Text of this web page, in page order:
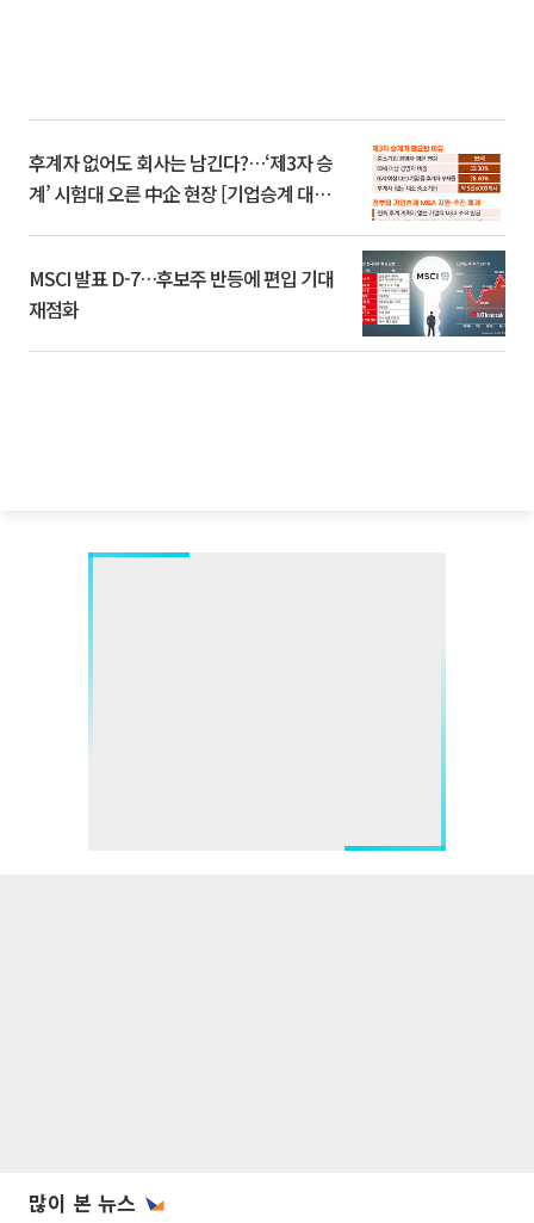
후계자 없어도 회사는 남긴다?…‘제3자 승
계’ 시험대 오른 中企 현장 [기업승계 대전
MSCI 발표 D-7…후보주 반등에 편입 기대
재점화
많이 본 뉴스